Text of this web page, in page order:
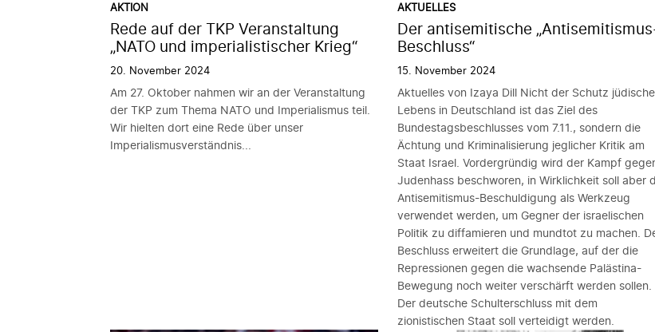
AKTION
Rede auf der TKP Veranstaltung
„NATO und imperialistischer Krieg“
20. November 2024
Am 27. Oktober nahmen wir an der Veranstaltung
der TKP zum Thema NATO und Imperialismus teil.
Wir hielten dort eine Rede über unser
Imperialismusverständnis...
AKTUELLES
Der antisemitische
Beschluss“
15. November 2024
Aktuelles von Izaya Dill Nicht der Schutz jüdischen
Lebens in Deutschland ist das Ziel des
Bundestagsbeschlusses vom 7.11., sondern die
Ächtung und Kriminalisierung jeglicher Kritik am
Staat Israel. Vordergründig wird der Kampf
Judenhass beschworen, in Wirklichkeit soll aber
Antisemitismus-Beschuldigung als Werkzeug
verwendet werden, um Gegner der israelischen
Politik zu diffamieren und mundtot zu machen.
Beschluss erweitert die Grundlage, auf der die
Repressionen gegen die wachsende Palästina-
Bewegung noch weiter verschärft werden sollen.
Der deutsche Schulterschluss mit dem
zionistischen Staat soll verteidigt werden.